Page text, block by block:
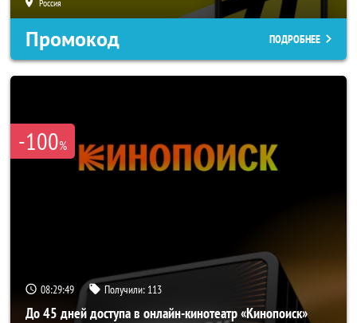
Россия
Промокод ПОДРОБНЕЕ
-100%
08:29:49 Получили: 113
До 45 дней доступа в онлайн-кинотеатр «Кинопоиск»